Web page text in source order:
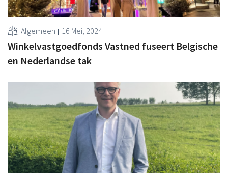
Algemeen 16 Mei, 2024
Winkelvastgoedfonds Vastned fuseert Belgische
en Nederlandse tak